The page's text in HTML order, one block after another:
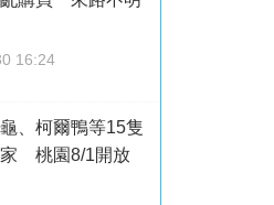
16:24
、柯爾鴨等15隻
家 桃園8/1開放